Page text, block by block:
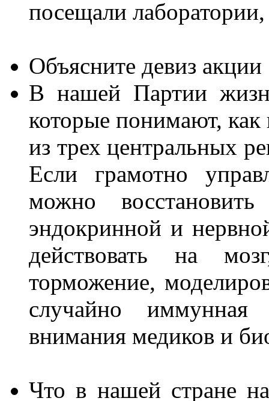
посещали
Объясните девиз
В нашей Партии
которые понимают,
из трех центральных
Если грамотно
можно
эндокринной и
действовать на
торможение,
случайно
внимания медиков и
Что в нашей стране